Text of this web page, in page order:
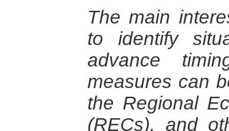
The main
to identify
advance
measures can
the Regional
(RECs), and